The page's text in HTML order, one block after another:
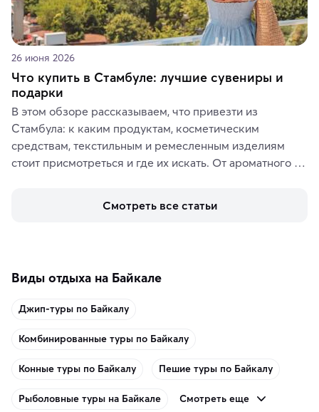
26 июня 2026
Что купить в Стамбуле: лучшие сувениры и
подарки
В этом обзоре рассказываем, что привезти из
Стамбула: к каким продуктам, косметическим
средствам, текстильным и ремесленным изделиям
стоит присмотреться и где их искать. От ароматного
аутентичных лавках — в подарок близким или себе на
Смотреть все статьи
Виды отдыха на Байкале
Джип-туры по Байкалу
Комбинированные туры по Байкалу
Конные туры по Байкалу Пешие туры по Байкалу
Рыболовные туры на Байкале Смотреть еще